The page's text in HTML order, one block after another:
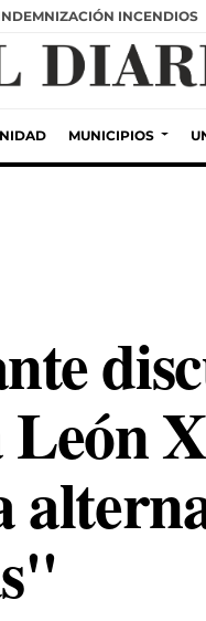
INCENDIOS
MUNICIPIOS